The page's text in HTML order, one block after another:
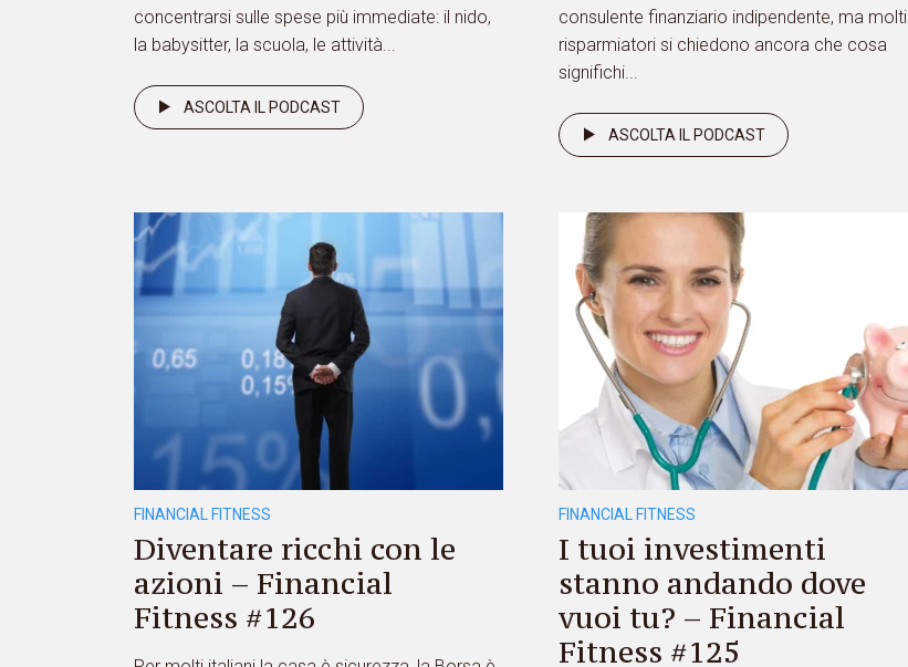
concentrarsi sulle spese più immediate: il nido,
la babysitter, la scuola, le attività...
ASCOLTA IL PODCAST
consulente finanziario indipendente, ma molti
risparmiatori si chiedono ancora che cosa
significhi...
ASCOLTA IL PODCAST
FINANCIAL FITNESS
Diventare ricchi con le
azioni – Financial
Fitness #126
FINANCIAL FITNESS
I tuoi investimenti
stanno andando dove
vuoi tu? – Financial
Fitness #125